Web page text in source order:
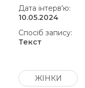
Дата інтерв'ю:
10.05.2024
Спосіб запису:
Текст
ЖІНКИ